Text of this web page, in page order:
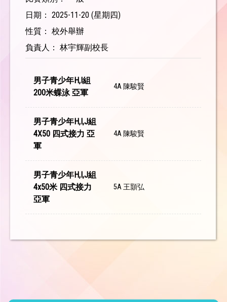
日期： 2025-11-20 (星期四)
性質： 校外舉辦
負責人： 林宇輝副校長
男子青少年H,I組
200米蝶泳 亞軍
4A 陳駿賢
男子青少年H,I,J組
4X50 四式接力 亞
軍
4A 陳駿賢
男子青少年H,I,J組
4x50米 四式接力
亞軍
5A 王顥弘